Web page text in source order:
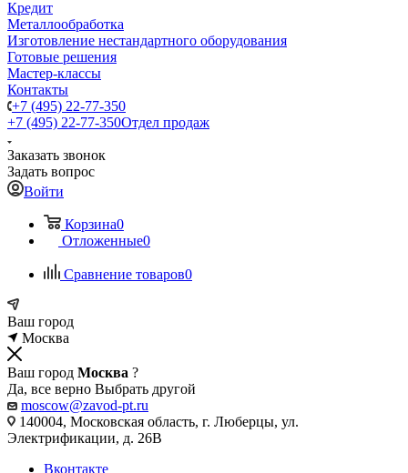
Кредит
Металлообработка
Изготовление нестандартного оборудования
Готовые решения
Мастер-классы
Контакты
+7 (495) 22-77-350
+7 (495) 22-77-350Отдел продаж
Заказать звонок
Задать вопрос
Войти
Корзина0
Отложенные0
Сравнение товаров0
Ваш город
Москва
Ваш город Москва ?
Да, все верно Выбрать другой
moscow@zavod-pt.ru
140004, Московская область, г. Люберцы, ул.
Электрификации, д. 26В
Вконтакте